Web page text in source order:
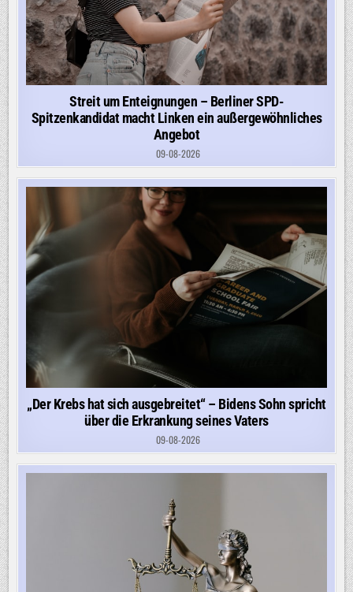
Streit um Enteignungen – Berliner SPD-
Spitzenkandidat macht Linken ein außergewöhnliches
Angebot
09-08-2026
„Der Krebs hat sich ausgebreitet“ – Bidens Sohn spricht
über die Erkrankung seines Vaters
09-08-2026